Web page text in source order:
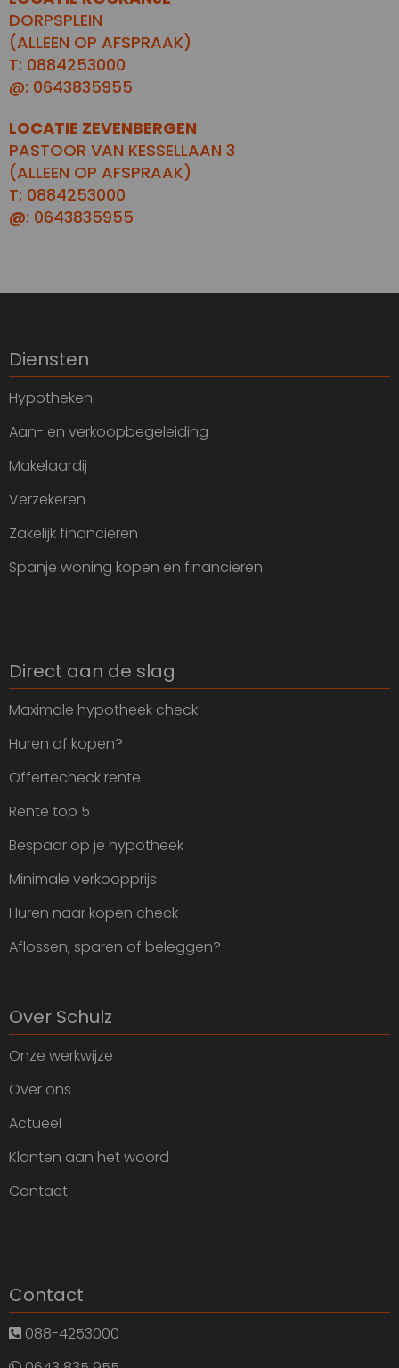
DORPSPLEIN
(ALLEEN OP AFSPRAAK)
T: 0884253000
@: 0643835955
LOCATIE ZEVENBERGEN
PASTOOR VAN KESSELLAAN 3
(ALLEEN OP AFSPRAAK)
T: 0884253000
@: 0643835955
Diensten
Hypotheken
Aan- en verkoopbegeleiding
Makelaardij
Verzekeren
Zakelijk financieren
Spanje woning kopen en financieren
Direct aan de slag
Maximale hypotheek check
Huren of kopen?
Offertecheck rente
Rente top 5
Bespaar op je hypotheek
Minimale verkoopprijs
Huren naar kopen check
Aflossen, sparen of beleggen?
Over Schulz
Onze werkwijze
Over ons
Actueel
Klanten aan het woord
Contact
Contact
088-4253000